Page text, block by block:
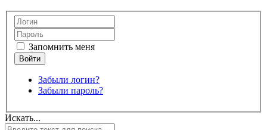
Запомнить меня
Забыли логин?
Забыли пароль?
Искать...